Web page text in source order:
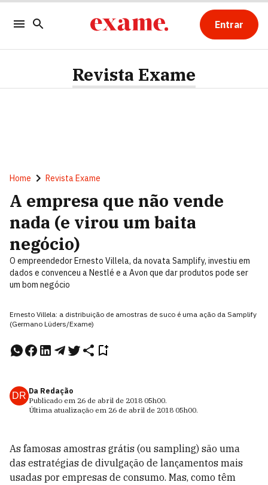
Entrar
Revista Exame
Home Revista Exame
A empresa que não vende
nada (e virou um baita
negócio)
O empreendedor Ernesto Villela, da novata Samplify, investiu em
dados e convenceu a Nestlé e a Avon que dar produtos pode ser
um bom negócio
Ernesto Villela: a distribuição de amostras de suco é uma ação da Samplify
(Germano Lüders/Exame)
DR Da Redação
Publicado em 26 de abril de 2018 05h00.
Última atualização em 26 de abril de 2018 05h00.
As famosas amostras grátis (ou sampling) são uma
das estratégias de divulgação de lançamentos mais
usadas por empresas de consumo. Mas, como têm